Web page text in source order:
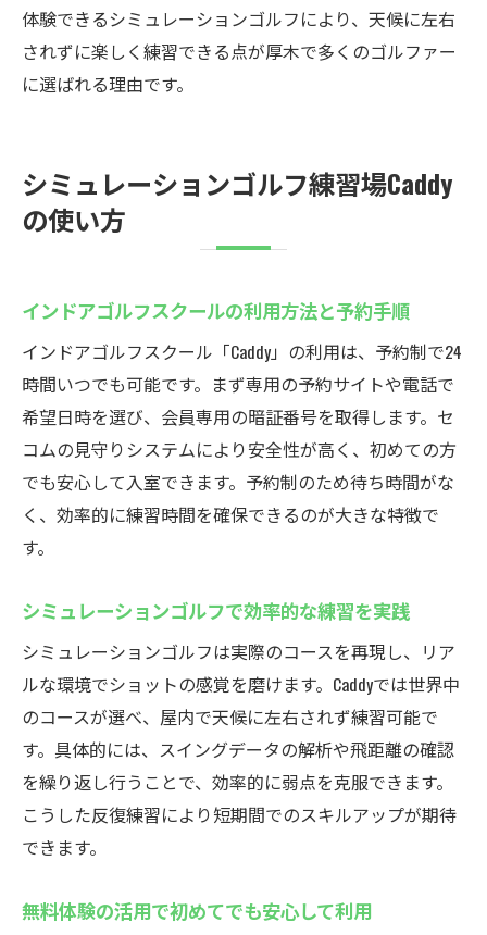
無料体験で自分に合う練習法を見つける
インドアゴルフスクールの最新設備を活か
すポイント
を体感
初めてでも安心して始められる無料体験の
インドアゴルフスクールの利用前にチェッ
気軽に試せるインドアゴルフスクールのメ
リット
無料体験後の入会もスムーズなサポート体
体験を通じてインドアゴルフの楽しさを実
インドアゴルフスクールで世界の名門コー
スを体験
シミュレーションゴルフのリアルなプレイ
感覚を解説
屋内で海外コースに挑戦できるインドアゴ
ルフスクール
多彩なコース選択が可能なインドアゴルフ
う方法
体験できるシミュレーションゴルフにより、天候に左右
されずに楽しく練習できる点が厚木で多くのゴルファー
に選ばれる理由です。
シミュレーションゴルフ練習場Caddy
の使い方
インドアゴルフスクールの利用方法と予約手順
インドアゴルフスクール「Caddy」の利用は、予約制で24
時間いつでも可能です。まず専用の予約サイトや電話で
希望日時を選び、会員専用の暗証番号を取得します。セ
コムの見守りシステムにより安全性が高く、初めての方
でも安心して入室できます。予約制のため待ち時間がな
く、効率的に練習時間を確保できるのが大きな特徴で
す。
シミュレーションゴルフで効率的な練習を実践
シミュレーションゴルフは実際のコースを再現し、リア
ルな環境でショットの感覚を磨けます。Caddyでは世界中
のコースが選べ、屋内で天候に左右されず練習可能で
す。具体的には、スイングデータの解析や飛距離の確認
を繰り返し行うことで、効率的に弱点を克服できます。
こうした反復練習により短期間でのスキルアップが期待
できます。
無料体験の活用で初めてでも安心して利用